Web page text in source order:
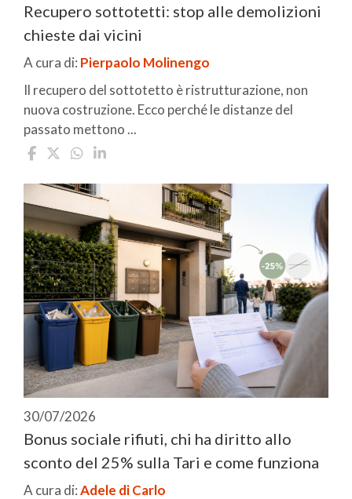
Recupero sottotetti: stop alle demolizioni
chieste dai vicini
A cura di: Pierpaolo Molinengo
Il recupero del sottotetto è ristrutturazione, non
nuova costruzione. Ecco perché le distanze del
passato mettono ...
30/07/2026
Bonus sociale rifiuti, chi ha diritto allo
sconto del 25% sulla Tari e come funziona
A cura di:Adele di Carlo